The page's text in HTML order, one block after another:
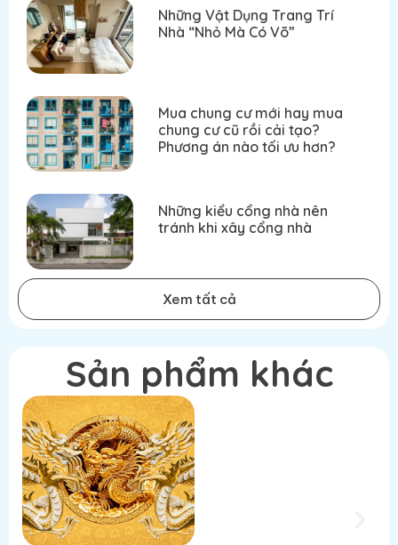
Những Vật Dụng Trang Trí
Nhà “Nhỏ Mà Có Võ”
Mua chung cư mới hay mua
chung cư cũ rồi cải tạo?
Phương án nào tối ưu hơn?
Những kiểu cổng nhà nên
tránh khi xây cổng nhà
Xem tất cả
Sản phẩm khác